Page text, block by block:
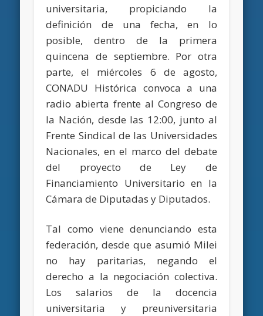
universitaria, propiciando la
definición de una fecha, en lo
posible, dentro de la primera
quincena de septiembre. Por otra
parte, el miércoles 6 de agosto,
CONADU Histórica convoca a una
radio abierta frente al Congreso de
la Nación, desde las 12:00, junto al
Frente Sindical de las Universidades
Nacionales, en el marco del debate
del proyecto de Ley de
Financiamiento Universitario en la
Cámara de Diputadas y Diputados.
Tal como viene denunciando esta
federación, desde que asumió Milei
no hay paritarias, negando el
derecho a la negociación colectiva.
Los salarios de la docencia
universitaria y preuniversitaria